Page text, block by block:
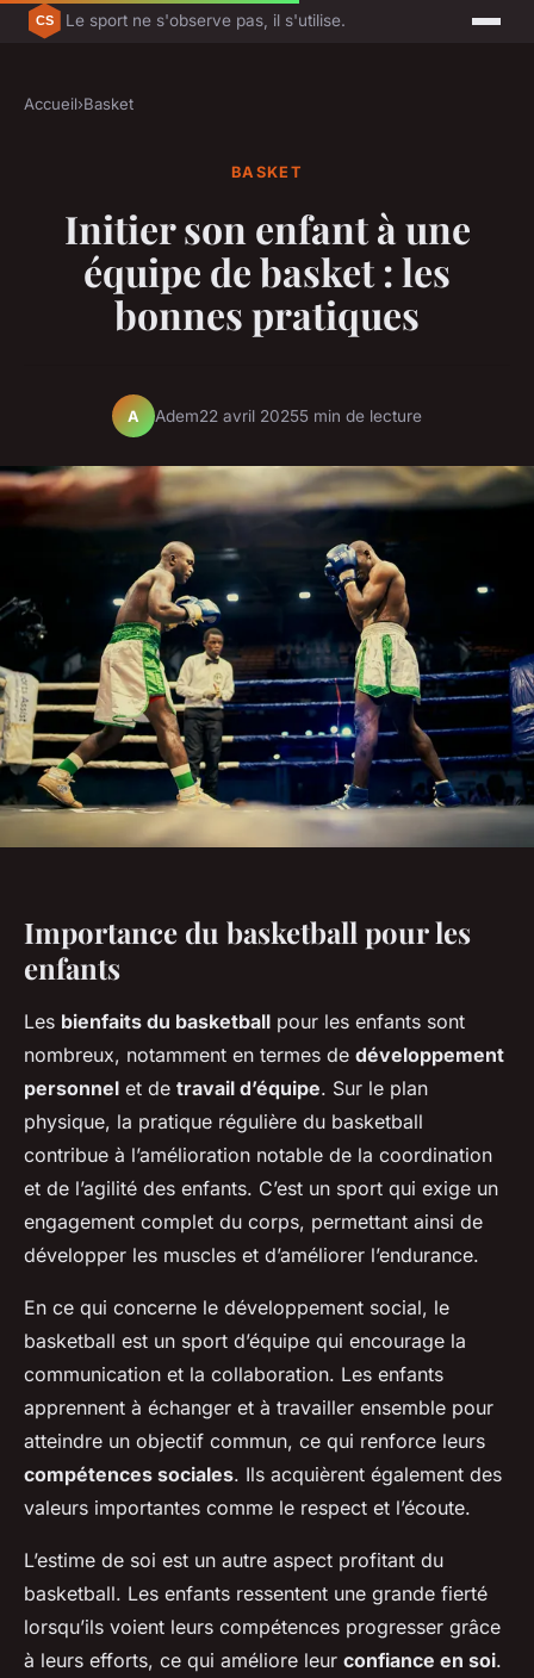
Le sport ne s'observe pas, il s'utilise.
Accueil›Basket
BASKET
Initier son enfant à une
équipe de basket : les
bonnes pratiques
A Adem22 avril 20255 min de lecture
Importance du basketball pour les
enfants
Les bienfaits du basketball pour les enfants sont
nombreux, notamment en termes de développement
personnel et de travail d’équipe. Sur le plan
physique, la pratique régulière du basketball
contribue à l’amélioration notable de la coordination
et de l’agilité des enfants. C’est un sport qui exige un
engagement complet du corps, permettant ainsi de
développer les muscles et d’améliorer l’endurance.
En ce qui concerne le développement social, le
basketball est un sport d’équipe qui encourage la
communication et la collaboration. Les enfants
apprennent à échanger et à travailler ensemble pour
atteindre un objectif commun, ce qui renforce leurs
compétences sociales. Ils acquièrent également des
valeurs importantes comme le respect et l’écoute.
L’estime de soi est un autre aspect profitant du
basketball. Les enfants ressentent une grande fierté
lorsqu’ils voient leurs compétences progresser grâce
à leurs efforts, ce qui améliore leur confiance en soi.